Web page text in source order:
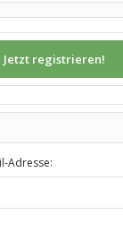
Jetzt registrieren!
Adresse: